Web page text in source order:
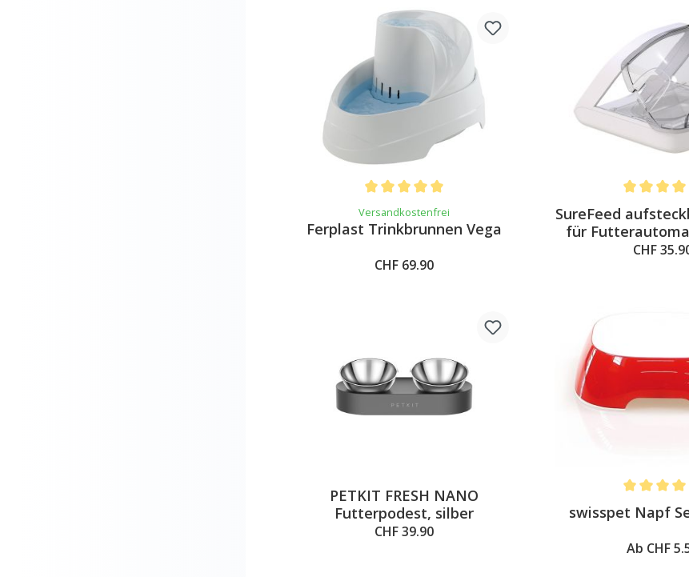
Average rating of 5 out of 5 stars
Versandkostenfrei
Ferplast Trinkbrunnen Vega
CHF 69.90
Average
SureFeed
für
CHF
PETKIT FRESH NANO
Futterpodest, silber
CHF 39.90
Average
swisspet Napf
Ab CHF